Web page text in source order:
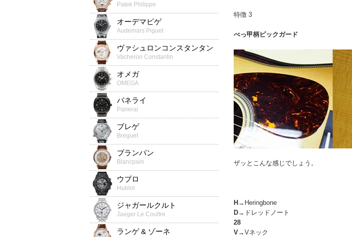
特徴 3
べっ甲柄ピックガード
ザッとこんな感じでしょう。
H →Heringbone
D→ドレッドノート
28
V→Vネック
Patek Philippe
オーデマピゲ
Audemars Piguet
ヴァシュロンコンスタンタン
Vacheron Constantin
オメガ
OMEGA
パネライ
Panerai
ブレゲ
Breguet
ブランパン
Blancpain
ウブロ
Hublot
ジャガールクルト
Jaeger Le Coultre
ランゲ & ゾーネ